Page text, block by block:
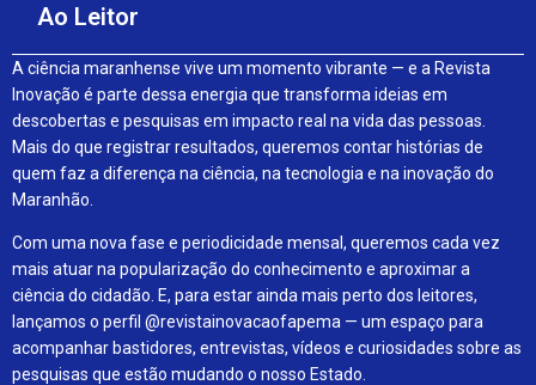
Ao Leitor
A ciência maranhense vive um momento vibrante — e a Revista
Inovação é parte dessa energia que transforma ideias em
descobertas e pesquisas em impacto real na vida das pessoas.
Mais do que registrar resultados, queremos contar histórias de
quem faz a diferença na ciência, na tecnologia e na inovação do
Maranhão.
Com uma nova fase e periodicidade mensal, queremos cada vez
mais atuar na popularização do conhecimento e aproximar a
ciência do cidadão. E, para estar ainda mais perto dos leitores,
lançamos o perfil @revistainovacaofapema — um espaço para
acompanhar bastidores, entrevistas, vídeos e curiosidades sobre as
pesquisas que estão mudando o nosso Estado.